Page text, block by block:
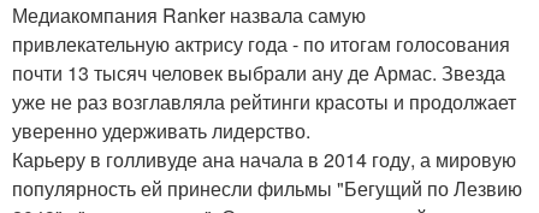
Медиакомпания Ranker назвала самую
привлекательную актрису года - по итогам голосования
почти 13 тысяч человек выбрали ану де Армас. Звезда
уже не раз возглавляла рейтинги красоты и продолжает
уверенно удерживать лидерство.
Карьеру в голливуде ана начала в 2014 году, а мировую
популярность ей принесли фильмы "Бегущий по Лезвию